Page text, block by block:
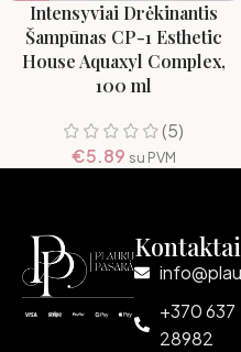
Intensyviai Drėkinantis
Šampūnas CP-1 Esthetic
House Aquaxyl Complex,
100 ml
(5)
€5.89 su PVM
Kontaktai
+370 637
28982